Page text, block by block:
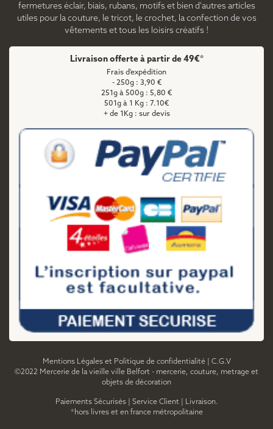
fermetures éclair, biais, rubans, motifs et bien d'autres articles
utiles pour la couture, le tricot, le crochet, la confection de vos
vêtements et tous les loisirs créatifs !
Livraison offerte à partir de 49€*
Frais d'expédition
- 250g : 3,90 €
251g à 500g : 5,80 €
501g à 1 Kg : 7.10€
+ de 1Kg : sur devis
Mentions Légales et Politique de confidentialité| C.G.V
©2022 Mercerie de la vieille ville Belfort - mercerie, couture, metrage et
objets de décoration
Paiements Sécurisés| Service Client | Livraison.
*hors livres et en france métropolitaine